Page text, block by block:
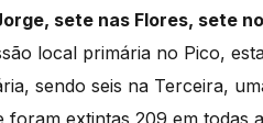
sete nas Flores, sete
local primária no Pico,
sendo seis na Terceira,